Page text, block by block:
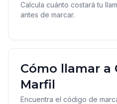
Calcula cuánto costará tu
antes de marcar.
Cómo llamar a
Marfil
Encuentra el código de